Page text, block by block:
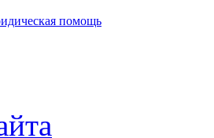
помощь